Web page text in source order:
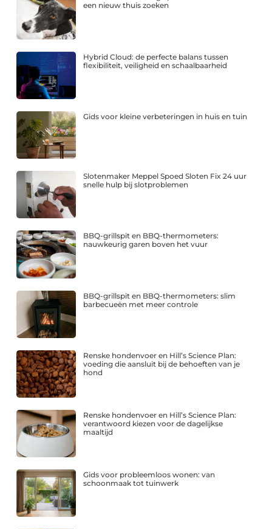
een nieuw thuis zoeken
Hybrid Cloud: de perfecte balans tussen
flexibiliteit, veiligheid en schaalbaarheid
Gids voor kleine verbeteringen in huis en tuin
Slotenmaker Meppel Spoed Sloten Fix 24 uur
snelle hulp bij slotproblemen
BBQ-grillspit en BBQ-thermometers:
nauwkeurig garen boven het vuur
BBQ-grillspit en BBQ-thermometers: slim
barbecueën met meer controle
Renske hondenvoer en Hill’s Science Plan:
voeding die aansluit bij de behoeften van je
hond
Renske hondenvoer en Hill’s Science Plan:
verantwoord kiezen voor de dagelijkse
maaltijd
Gids voor probleemloos wonen: van
schoonmaak tot tuinwerk